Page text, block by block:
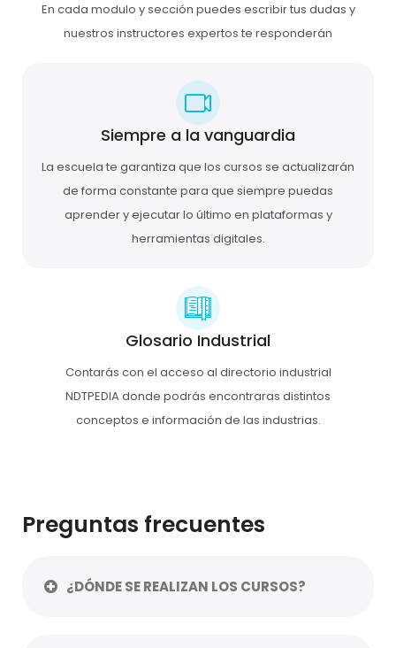
En cada modulo y sección puedes escribir tus dudas y
nuestros instructores expertos te responderán
Siempre a la vanguardia
La escuela te garantiza que los cursos se actualizarán
de forma constante para que siempre puedas
aprender y ejecutar lo último en plataformas y
herramientas digitales.
Glosario Industrial
Contarás con el acceso al directorio industrial
NDTPEDIA donde podrás encontraras distintos
conceptos e información de las industrias.
Preguntas frecuentes
¿DÓNDE SE REALIZAN LOS CURSOS?